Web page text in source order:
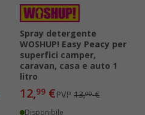
Spray detergente
WOSHUP! Easy Peacy per
superfici camper,
caravan, casa e auto 1
litro
12,99 €PVP 13,90€
Disponibile